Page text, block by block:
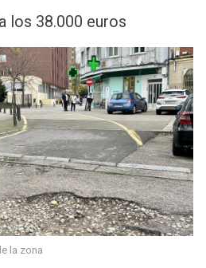
los 38.000 euros
la zona